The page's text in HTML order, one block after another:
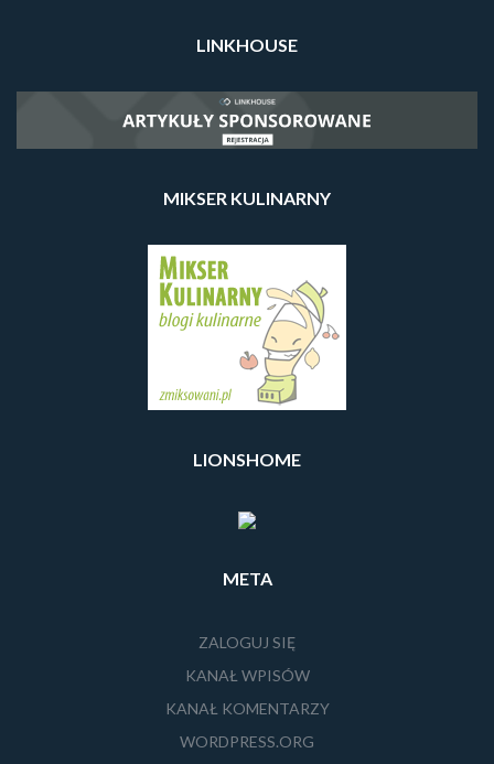
LINKHOUSE
MIKSER KULINARNY
LIONSHOME
META
ZALOGUJ SIĘ
KANAŁ WPISÓW
KANAŁ KOMENTARZY
WORDPRESS.ORG